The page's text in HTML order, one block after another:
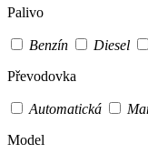
Palivo
Benzín Diesel
Převodovka
Automatická
Model